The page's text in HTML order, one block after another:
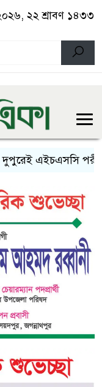
২২ শ্রাবণ ১৪৩৩
এইচএসসি পরীক্ষায়